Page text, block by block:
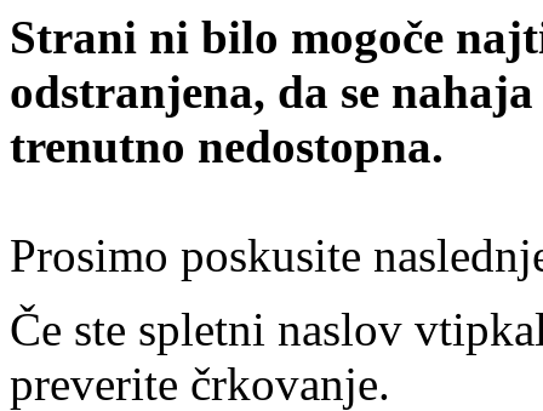
Strani ni bilo mogoče
odstranjena, da se
trenutno nedostopna.
Prosimo poskusite
Če ste spletni naslov
preverite črkovanje.